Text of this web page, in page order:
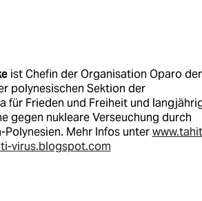
ist Chefin der Organisation Oparo der
polynesischen Sektion der
für Frieden und Freiheit und
gegen nukleare Verseuchung durch
Mehr Infos unter
virus.blogspot.com